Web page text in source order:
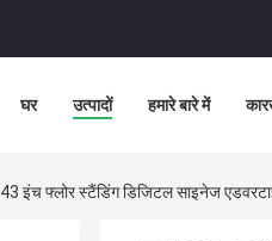
घर उत्पादों हमारे बारे में
इंच फ्लोर स्टैंडिंग डिजिटल साइनेज